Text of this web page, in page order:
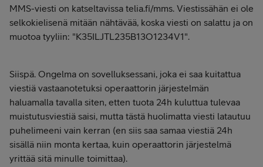
MMS-viesti on katseltavissa telia.fi/mms. Viestissähän ei ole
selkokielisenä mitään nähtävää, koska viesti on salattu ja on
muotoa tyyliin: "K35ILJTL235B13O1234V1".
Siispä. Ongelma on sovelluksessani, joka ei saa kuitattua
viestiä vastaanotetuksi operaattorin järjestelmän
haluamalla tavalla siten, etten tuota 24h kuluttua tulevaa
muistutusviestiä saisi, mutta tästä huolimatta viesti latautuu
puhelimeeni vain kerran (en siis saa samaa viestiä 24h
sisällä niin monta kertaa, kuin operaattorin järjestelmä
yrittää sitä minulle toimittaa).